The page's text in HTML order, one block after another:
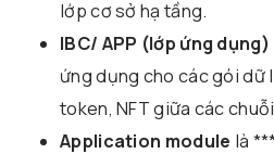
lớp cơ sở hạ tầng.
IBC/ APP (lớp ứng dụng)
ứng dụng cho các gói dữ
token, NFT giữa các
Application module là